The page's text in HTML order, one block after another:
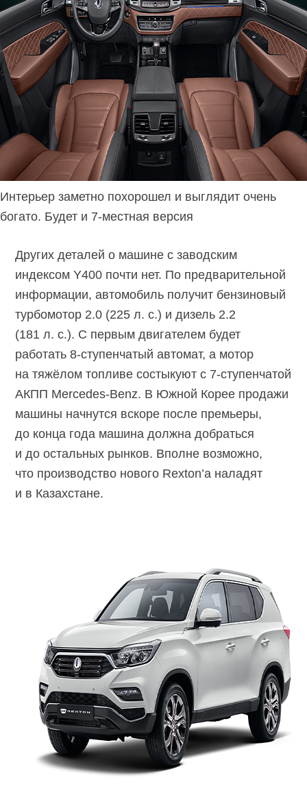
Интерьер заметно похорошел и выглядит очень
богато. Будет и 7-местная версия
Других деталей о машине с заводским
индексом Y400 почти нет. По предварительной
информации, автомобиль получит бензиновый
турбомотор 2.0 (225 л. с.) и дизель 2.2
(181 л. с.). С первым двигателем будет
работать 8-ступенчатый автомат, а мотор
на тяжёлом топливе состыкуют с 7-ступенчатой
АКПП Mercedes-Benz. В Южной Корее продажи
машины начнутся вскоре после премьеры,
до конца года машина должна добраться
и до остальных рынков. Вполне возможно,
что производство нового Rexton’а наладят
и в Казахстане.